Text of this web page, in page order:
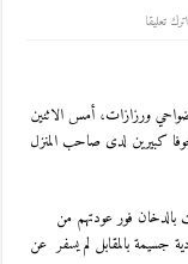
اترك تعليقا
ورزازات، أمس الاثنين
كبيرين لدى صاحب المنزل
بالدخان فور عودتهم من
بالمقابل لم يسفر عن